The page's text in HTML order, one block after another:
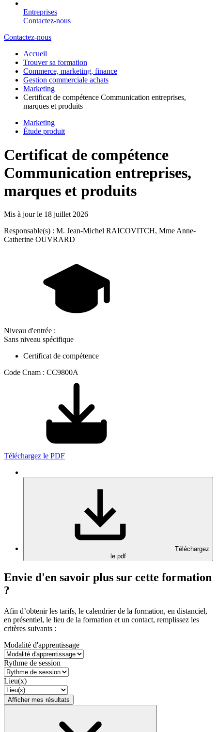
Entreprises
Contactez-nous
Contactez-nous
Accueil
Trouver sa formation
Commerce, marketing, finance
Gestion commerciale achats
Marketing
Certificat de compétence Communication entreprises,
marques et produits
Marketing
Étude produit
Certificat de compétence
Communication entreprises,
marques et produits
Mis à jour le 18 juillet 2026
Responsable(s) : M. Jean-Michel RAICOVITCH, Mme Anne-
Catherine OUVRARD
Niveau d'entrée :
Sans niveau spécifique
Certificat de compétence
Code Cnam : CC9800A
Téléchargez le PDF
Téléchargez
le pdf
Envie d'en savoir plus sur cette formation
?
Afin d’obtenir les tarifs, le calendrier de la formation, en distanciel,
en présentiel, le lieu de la formation et un contact, remplissez les
critères suivants :
Modalité d'apprentissage
Rythme de session
Lieu(x)
Afficher mes résultats